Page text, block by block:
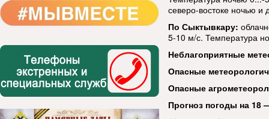
северо-востоке ночью
По Сыктывкару:
5-10 м/с. Температура
Неблагоприятные
Опасные
Опасные
Прогноз погоды на 18